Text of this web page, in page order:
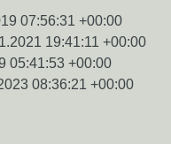
07:56:31 +00:00
19:41:11 +00:00
05:41:53 +00:00
08:36:21 +00:00